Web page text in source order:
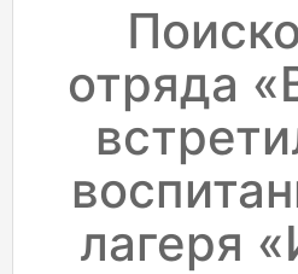
отряда
лагеря